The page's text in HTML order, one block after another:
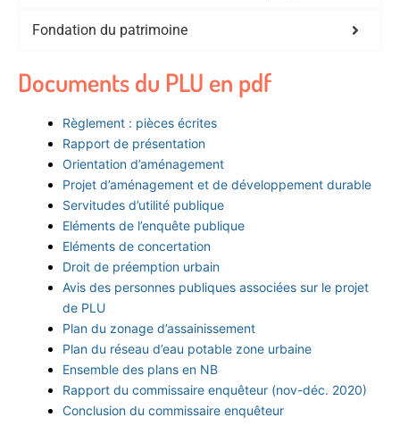
Fondation du patrimoine
Documents du PLU en pdf
Règlement : pièces écrites
Rapport de présentation
Orientation d’aménagement
Projet d’aménagement et de développement durable
Servitudes d’utilité publique
Eléments de l’enquête publique
Eléments de concertation
Droit de préemption urbain
Avis des personnes publiques associées sur le projet
de PLU
Plan du zonage d’assainissement
Plan du réseau d’eau potable zone urbaine
Ensemble des plans en NB
Rapport du commissaire enquêteur (nov-déc. 2020)
Conclusion du commissaire enquêteur